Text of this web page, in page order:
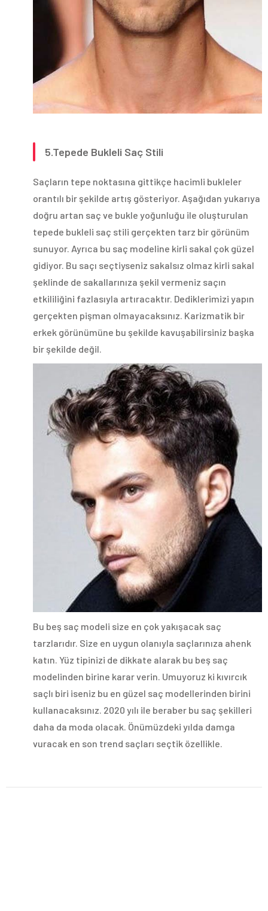
5.Tepede Bukleli Saç Stili
Saçların tepe noktasına gittikçe hacimli bukleler
orantılı bir şekilde artış gösteriyor. Aşağıdan yukarıya
doğru artan saç ve bukle yoğunluğu ile oluşturulan
tepede bukleli saç stili gerçekten tarz bir görünüm
sunuyor. Ayrıca bu saç modeline kirli sakal çok güzel
gidiyor. Bu saçı seçtiyseniz sakalsız olmaz kirli sakal
şeklinde de sakallarınıza şekil vermeniz saçın
etkililiğini fazlasıyla artıracaktır. Dediklerimizi yapın
gerçekten pişman olmayacaksınız. Karizmatik bir
erkek görünümüne bu şekilde kavuşabilirsiniz başka
bir şekilde değil.
Bu beş saç modeli size en çok yakışacak saç
tarzlarıdır. Size en uygun olanıyla saçlarınıza ahenk
katın. Yüz tipinizi de dikkate alarak bu beş saç
modelinden birine karar verin. Umuyoruz ki kıvırcık
saçlı biri iseniz bu en güzel saç modellerinden birini
kullanacaksınız. 2020 yılı ile beraber bu saç şekilleri
daha da moda olacak. Önümüzdeki yılda damga
vuracak en son trend saçları seçtik özellikle.